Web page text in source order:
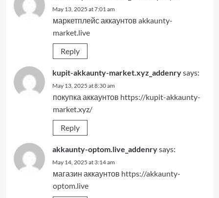
May 13, 2025 at 7:01 am
маркетплейс аккаунтов akkaunty-
market.live
Reply
kupit-akkaunty-market.xyz_addenrysays:
May 13, 2025 at 8:30 am
покупка аккаунтов https://kupit-akkaunty-
market.xyz/
Reply
akkaunty-optom.live_addenrysays:
May 14, 2025 at 3:14 am
магазин аккаунтов https://akkaunty-
optom.live